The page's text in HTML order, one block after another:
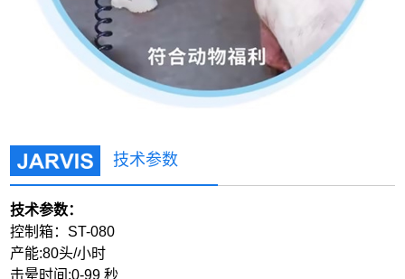
技术参数
技术参数：
控制箱：ST-080
产能:80头/小时
击晕时间:0-99 秒